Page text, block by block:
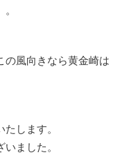
の風向きなら黄金崎は
します。
ました。